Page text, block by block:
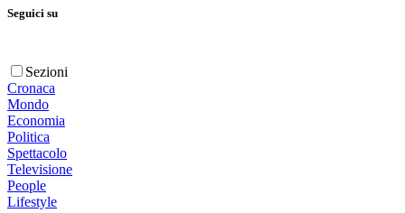
Seguici su
Sezioni
Cronaca
Mondo
Economia
Politica
Spettacolo
Televisione
People
Lifestyle